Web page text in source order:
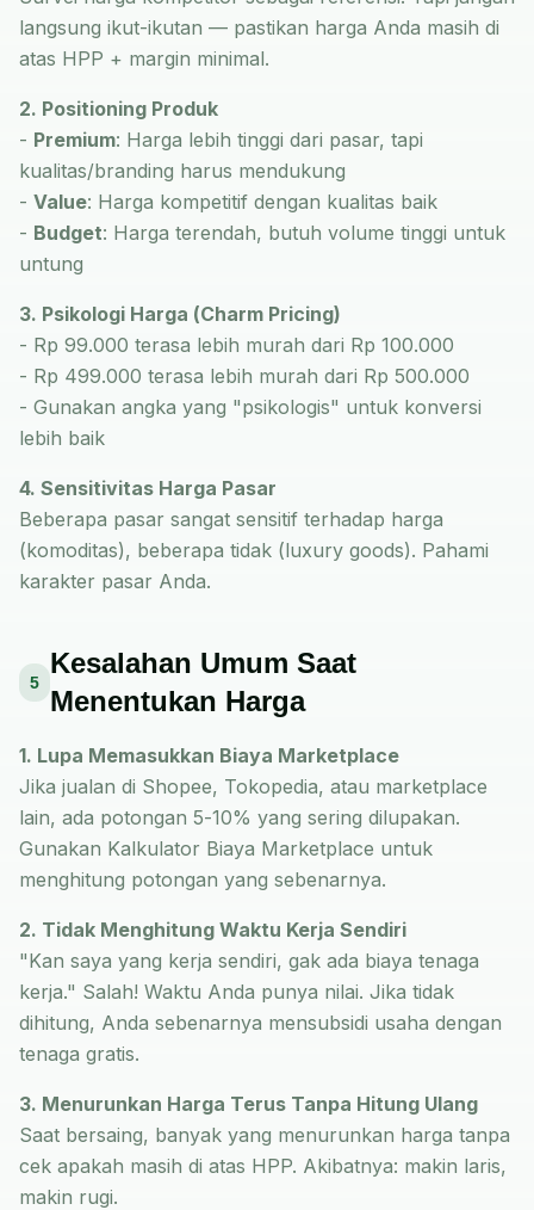
langsung ikut-ikutan — pastikan harga Anda masih di
atas HPP + margin minimal.
2. Positioning Produk
- Premium: Harga lebih tinggi dari pasar, tapi
kualitas/branding harus mendukung
- Value: Harga kompetitif dengan kualitas baik
- Budget: Harga terendah, butuh volume tinggi untuk
untung
3. Psikologi Harga (Charm Pricing)
- Rp 99.000 terasa lebih murah dari Rp 100.000
- Rp 499.000 terasa lebih murah dari Rp 500.000
- Gunakan angka yang "psikologis" untuk konversi
lebih baik
4. Sensitivitas Harga Pasar
Beberapa pasar sangat sensitif terhadap harga
(komoditas), beberapa tidak (luxury goods). Pahami
karakter pasar Anda.
5
Kesalahan Umum Saat
Menentukan Harga
1. Lupa Memasukkan Biaya Marketplace
Jika jualan di Shopee, Tokopedia, atau marketplace
lain, ada potongan 5-10% yang sering dilupakan.
Gunakan Kalkulator Biaya Marketplace untuk
menghitung potongan yang sebenarnya.
2. Tidak Menghitung Waktu Kerja Sendiri
"Kan saya yang kerja sendiri, gak ada biaya tenaga
kerja." Salah! Waktu Anda punya nilai. Jika tidak
dihitung, Anda sebenarnya mensubsidi usaha dengan
tenaga gratis.
3. Menurunkan Harga Terus Tanpa Hitung Ulang
Saat bersaing, banyak yang menurunkan harga tanpa
cek apakah masih di atas HPP. Akibatnya: makin laris,
makin rugi.